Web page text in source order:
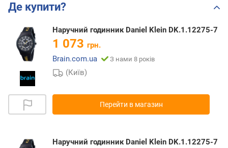
Де купити?
Наручний годинник Daniel Klein DK.1.12275-7
1 073 грн.
Brain.com.ua
З нами 8 років
(Київ)
Перейти в магазин
Наручний годинник Daniel Klein DK.1.12275-7